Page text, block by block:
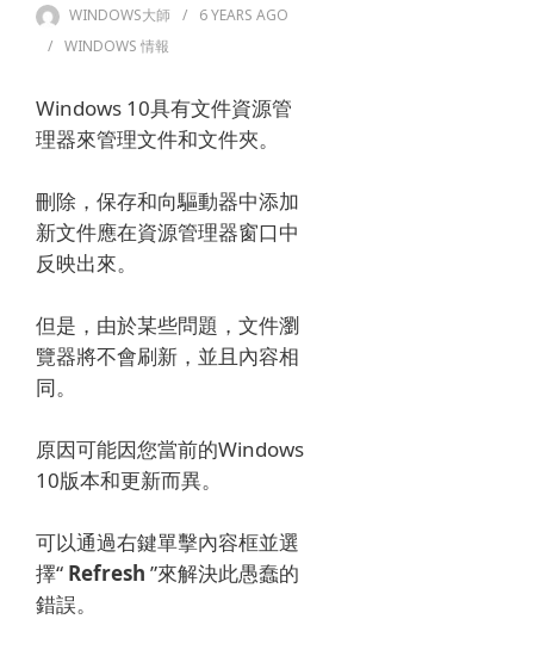
WINDOWS大師 6 YEARS AGO
WINDOWS 情報
Windows 10具有文件資源管
理器來管理文件和文件夾。
刪除，保存和向驅動器中添加
新文件應在資源管理器窗口中
反映出來。
但是，由於某些問題，文件瀏
覽器將不會刷新，並且內容相
同。
原因可能因您當前的Windows
10版本和更新而異。
可以通過右鍵單擊內容框並選
擇“ Refresh ”來解決此愚蠢的
錯誤。